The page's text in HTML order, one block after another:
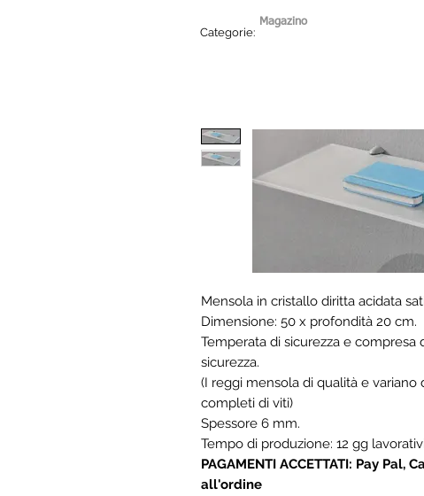
Mensola in cristallo diritta acidata
Dimensione: 50 x profondità 20 cm.
Temperata di sicurezza e compresa
sicurezza.
(I reggi mensola di qualità e
completi di viti)
Spessore 6 mm.
Tempo di produzione: 12 gg
PAGAMENTI ACCETTATI: Pay
all'ordine
Categorie:
Magazino